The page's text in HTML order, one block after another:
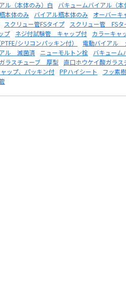
ル（本体のみ）白
バキュームバイアル（
本体のみ
バイアル瓶本体のみ オーバーキ
スクリュー管FSタイプ スクリュー管 FSタ
プ
ネジ付試験管 キャップ付 カラーキャ
シリコンパッキン付）
電動バイアル
ル 滅菌済
ニューモルトン栓 バキューム
ラスチューブ 厚型
直口ホウケイ酸ガラス
ップ、パッキン付 PPハイシート フッ素